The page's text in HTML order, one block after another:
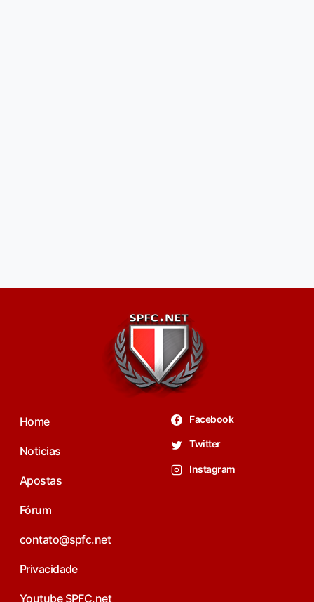
Home
Noticias
Apostas
Fórum
contato@spfc.net
Privacidade
Youtube SPFC.net
Facebook
Twitter
Instagram